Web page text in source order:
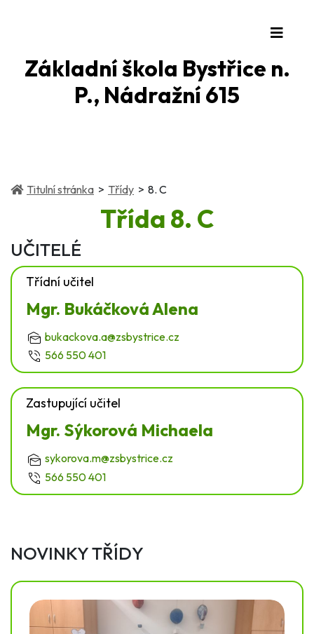
Základní škola Bystřice n.
P., Nádražní 615
Titulní stránka(current)
Třídy(current)
8. C
Třída 8. C
UČITELÉ
Třídní učitel
Mgr. Bukáčková Alena
bukackova.a@zsbystrice.cz
566 550 401
Zastupující učitel
Mgr. Sýkorová Michaela
sykorova.m@zsbystrice.cz
566 550 401
NOVINKY TŘÍDY